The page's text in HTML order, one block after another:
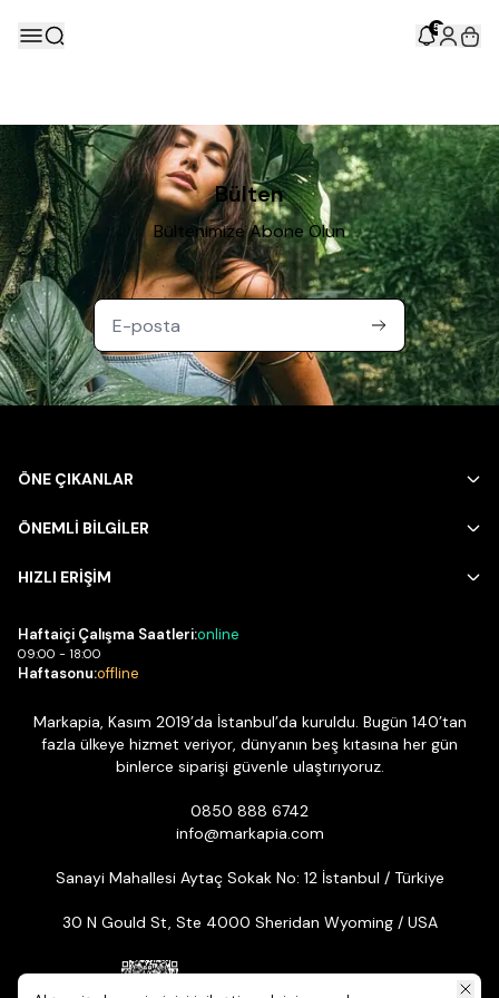
5
Bülten
Bültenimize Abone Olun
ÖNE ÇIKANLAR
ÖNEMLİ BİLGİLER
HIZLI ERİŞİM
Haftaiçi Çalışma Saatleri:online
09:00 - 18:00
Haftasonu:offline
Markapia, Kasım 2019’da İstanbul’da kuruldu. Bugün 140’tan
fazla ülkeye hizmet veriyor, dünyanın beş kıtasına her gün
binlerce siparişi güvenle ulaştırıyoruz.
0850 888 6742
info@markapia.com
Sanayi Mahallesi Aytaç Sokak No: 12 İstanbul / Türkiye
30 N Gould St, Ste 4000 Sheridan Wyoming / USA